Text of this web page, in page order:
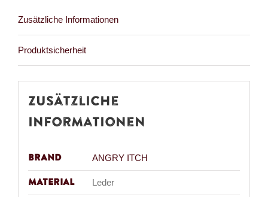
Vintage
Lederstiefel
Menge
Zusätzliche Informationen
Produktsicherheit
Zusätzliche
Informationen
Brand ANGRY ITCH
Material Leder